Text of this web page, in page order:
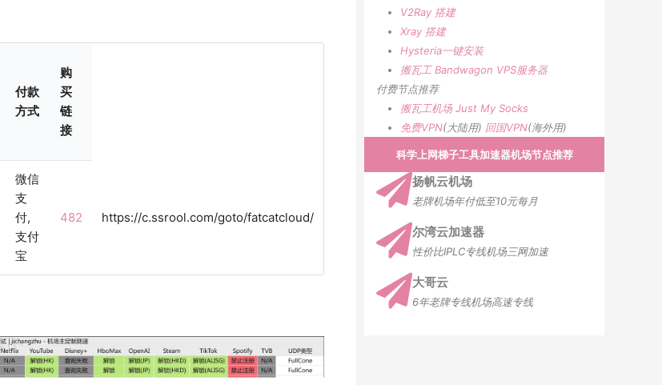
付款
方式
购
买
链
接
微信
支
付,
支付
宝
482 https://c.ssrool.com/goto/fatcatcloud/
V2Ray 搭建
Xray 搭建
Hysteria一键安装
搬瓦工 Bandwagon VPS服务器
付费节点推荐
搬瓦工机场 Just My Socks
免费VPN(大陆用) 回国VPN(海外用)
科学上网梯子工具加速器机场节点推荐
扬帆云机场
老牌机场年付低至10元每月
尔湾云加速器
性价比IPLC专线机场三网加速
大哥云
6年老牌专线机场高速专线